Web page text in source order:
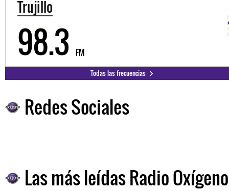
Trujillo
98.3 FM
Todas las frecuencias
Redes Sociales
Las más leídas Radio Oxígeno